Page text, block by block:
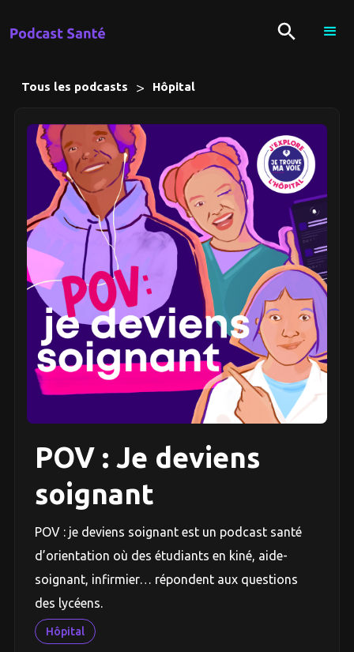
Tous les podcasts > Hôpital
POV : Je deviens
soignant
POV : je deviens soignant est un podcast santé
d’orientation où des étudiants en kiné, aide-
soignant, infirmier… répondent aux questions
des lycéens.
Hôpital